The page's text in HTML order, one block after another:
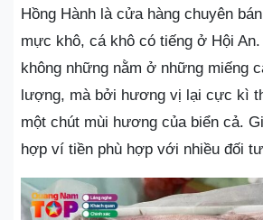
Hồng Hành là cửa hàng chuyên
mực khô, cá khô có tiếng ở Hội
không những nằm ở những miếng
lượng, mà bởi hương vị lại cực kì
một chút mùi hương của biển cả.
hợp ví tiền phù hợp với nhiều đối